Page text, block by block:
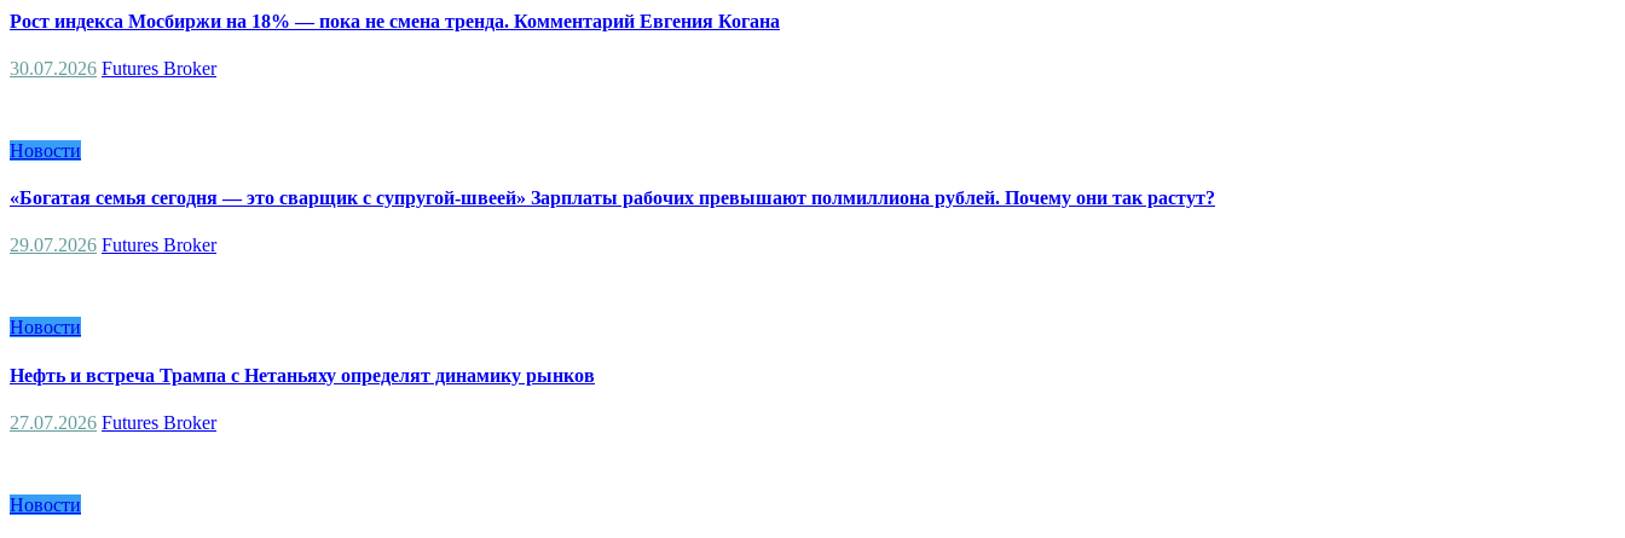
Рост индекса Мосбиржи на 18% — пока не смена тренда. Комментарий Евгения Когана
30.07.2026 Futures Broker
Новости
«Богатая семья сегодня — это сварщик с супругой-швеей» Зарплаты рабочих превышают полмиллиона рублей. Почему они так растут?
29.07.2026 Futures Broker
Новости
Нефть и встреча Трампа с Нетаньяху определят динамику рынков
27.07.2026 Futures Broker
Новости